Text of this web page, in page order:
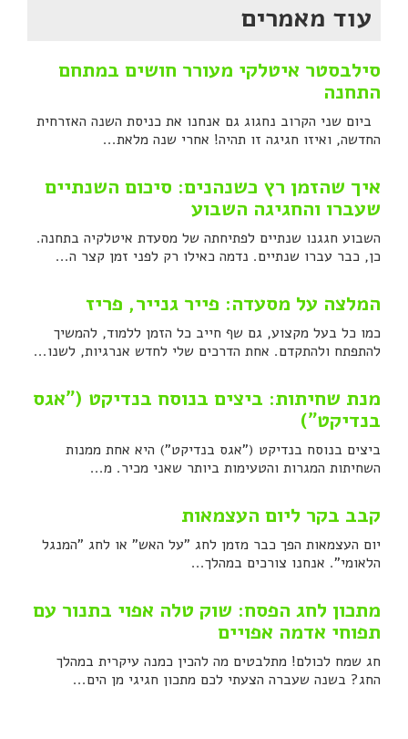
עוד מאמרים
סילבסטר איטלקי מעורר חושים במתחם
התחנה
ביום שני הקרוב נחגוג גם אנחנו את כניסת השנה האזרחית
החדשה, ואיזו חגיגה זו תהיה! אחרי שנה מלאת...
איך שהזמן רץ כשנהנים: סיכום השנתיים
שעברו והחגיגה השבוע
השבוע חגגנו שנתיים לפתיחתה של מסעדת איטלקיה בתחנה.
כן, כבר עברו שנתיים. נדמה כאילו רק לפני זמן קצר ה...
המלצה על מסעדה: פייר גנייר, פריז
כמו כל בעל מקצוע, גם שף חייב כל הזמן ללמוד, להמשיך
להתפתח ולהתקדם. אחת הדרכים שלי לחדש אנרגיות, לשנו...
מנת שחיתות: ביצים בנוסח בנדיקט ("אגס
בנדיקט")
ביצים בנוסח בנדיקט ("אגס בנדיקט") היא אחת ממנות
השחיתות המגרות והטעימות ביותר שאני מכיר. מ...
קבב בקר ליום העצמאות
יום העצמאות הפך כבר מזמן לחג "על האש" או לחג "המנגל
הלאומי". אנחנו צורכים במהלך...
מתכון לחג הפסח: שוק טלה אפוי בתנור עם
תפוחי אדמה אפויים
חג שמח לכולם! מתלבטים מה להכין כמנה עיקרית במהלך
החג? בשנה שעברה הצעתי לכם מתכון חגיגי מן הים...